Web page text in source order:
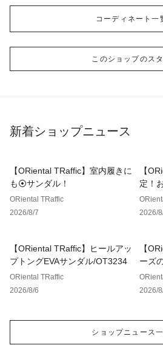
コーディネート一
このショップのス
新着ショップニュース
【ORiental TRaffic】室内履きに
も⦿サンダル！
ORiental TRaffic
2026/8/7
【
定！
2026/
【ORiental TRaffic】ヒールアッ
プトングEVAサンダル/OT3234
ORiental TRaffic
2026/8/6
【
ーズ
2026/
ショップニュース